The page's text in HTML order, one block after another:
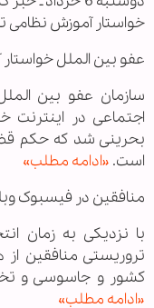
خواستار آموزش نظامی
عفو بین الملل خواستار آزادی 2 کودک
سازمان عفو بین
اجتماعی در اینترنت
است. «ادامه مطلب»
منافقین در فیسبوک
با نزدیکی به زمان
تروریستی منافقین
کشور و جاسوسی و
«ادامه مطلب»